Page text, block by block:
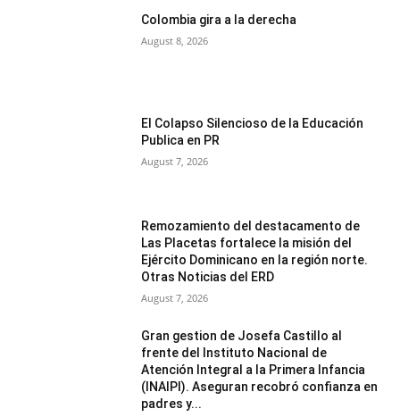
Colombia gira a la derecha
August 8, 2026
El Colapso Silencioso de la Educación
Publica en PR
August 7, 2026
Remozamiento del destacamento de
Las Placetas fortalece la misión del
Ejército Dominicano en la región norte.
Otras Noticias del ERD
August 7, 2026
Gran gestion de Josefa Castillo al
frente del Instituto Nacional de
Atención Integral a la Primera Infancia
(INAIPI). Aseguran recobró confianza en
padres y...